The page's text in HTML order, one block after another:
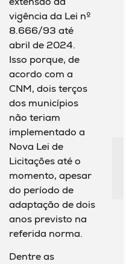
vigência da Lei nº
8.666/93 até
abril de 2024.
Isso porque, de
acordo com a
CNM, dois terços
dos municípios
não teriam
implementado a
Nova Lei de
Licitações até o
momento, apesar
do período de
adaptação de dois
anos previsto na
referida norma.
Dentre as